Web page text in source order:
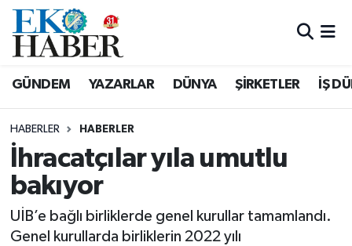
GÜNDEM YAZARLAR DÜNYA ŞİRKETLER İŞ
HABERLER HABERLER
İhracatçılar yıla umutlu
bakıyor
UİB’e bağlı birliklerde genel kurullar tamamlandı.
Genel kurullarda birliklerin 2022 yılı
Hava Durumu
Tüm Manşetler
Son Dakika Haberleri